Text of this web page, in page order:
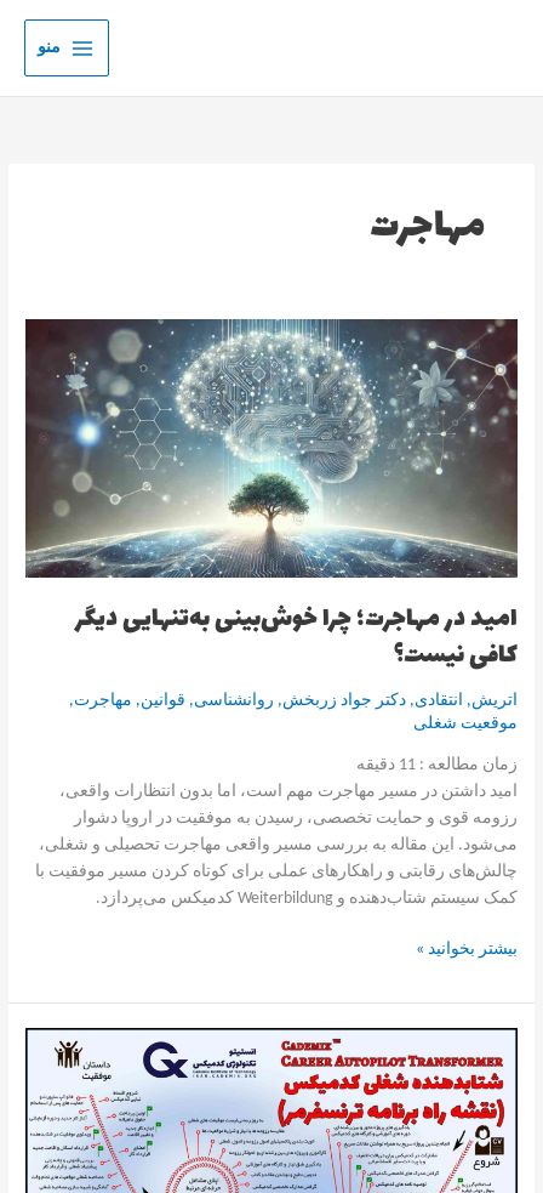
منو
مهاجرت
امید در مهاجرت؛ چرا خوش‌بینی به‌تنهایی دیگر
کافی نیست؟
اتریش, انتقادی,دکتر جواد زربخش, روانشناسی, قوانین, مهاجرت,
موقعیت شغلی
زمان مطالعه :11 دقیقه
امید داشتن در مسیر مهاجرت مهم است، اما بدون انتظارات واقعی،
رزومه قوی و حمایت تخصصی، رسیدن به موفقیت در اروپا دشوار
می‌شود. این مقاله به بررسی مسیر واقعی مهاجرت تحصیلی و شغلی،
چالش‌های رقابتی و راهکارهای عملی برای کوتاه کردن مسیر موفقیت با
کمک سیستم شتاب‌دهنده و Weiterbildung کدمیکس می‌پردازد.
امید
در
مهاجرت؛
چرا
خوش‌بینی
نیست؟
بیشتر بخوانید »
خودکفایی
در
مهاجرت
اروپا: